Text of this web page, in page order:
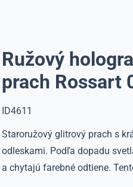
Ružový
prach Rossart
ID4611
Staroružový glitrový prach s
odleskami. Podľa dopadu
a chytajú farebné odtiene.